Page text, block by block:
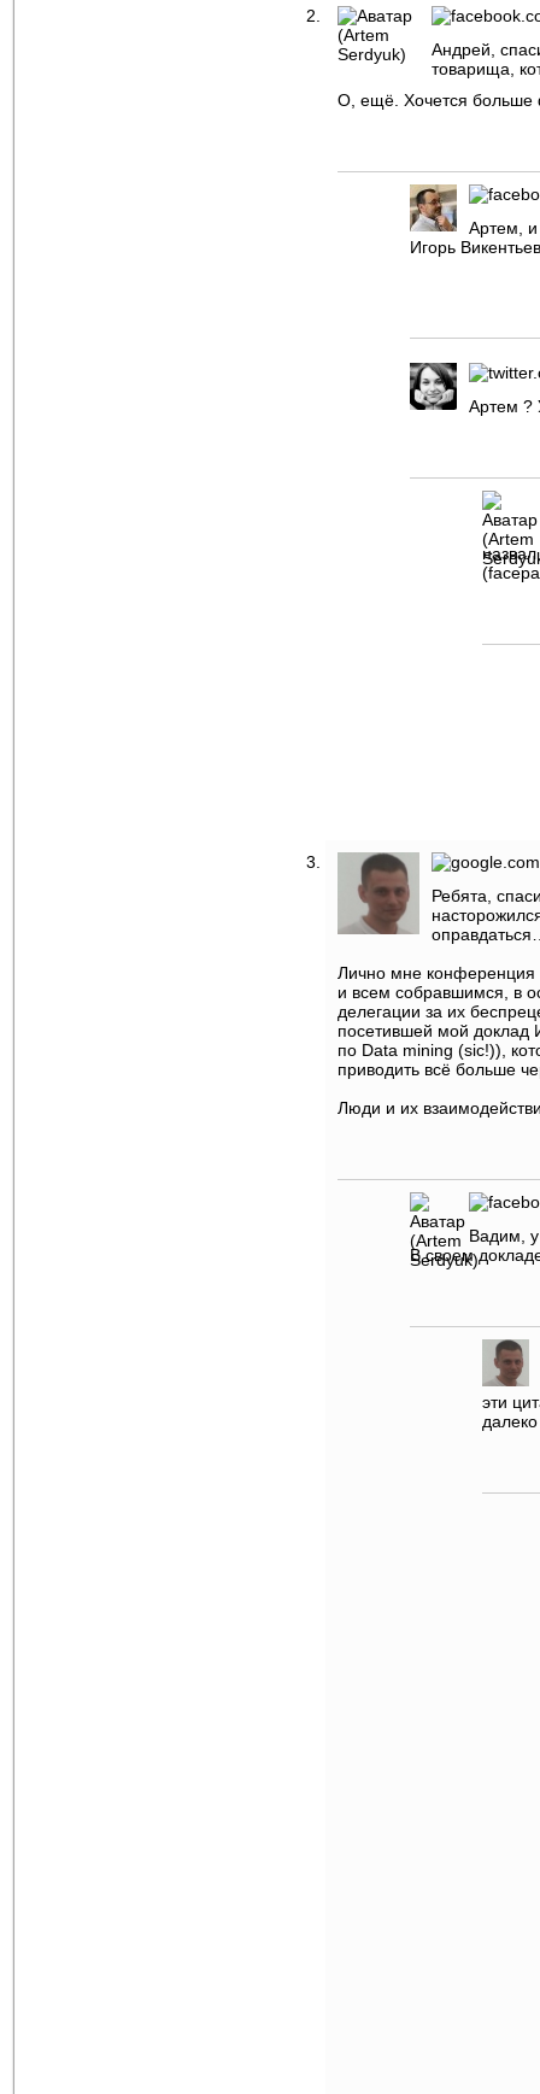
Андрей,
товарища,
О, ещё. Хочется больше
Артем, и
Игорь
Артем ?
назвал.
Ребята,
Лично мне конференция
и всем собравшимся, в
делегации за их
посетившей мой доклад
по Data mining (sic!)),
приводить всё больше
Люди и их
Вадим, у
В своем
эти